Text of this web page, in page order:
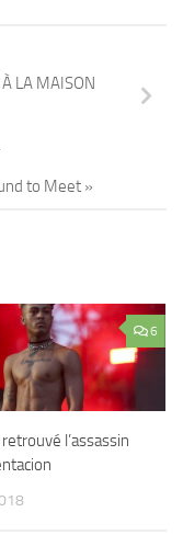
LA MAISON
to Meet »
6
l’assassin